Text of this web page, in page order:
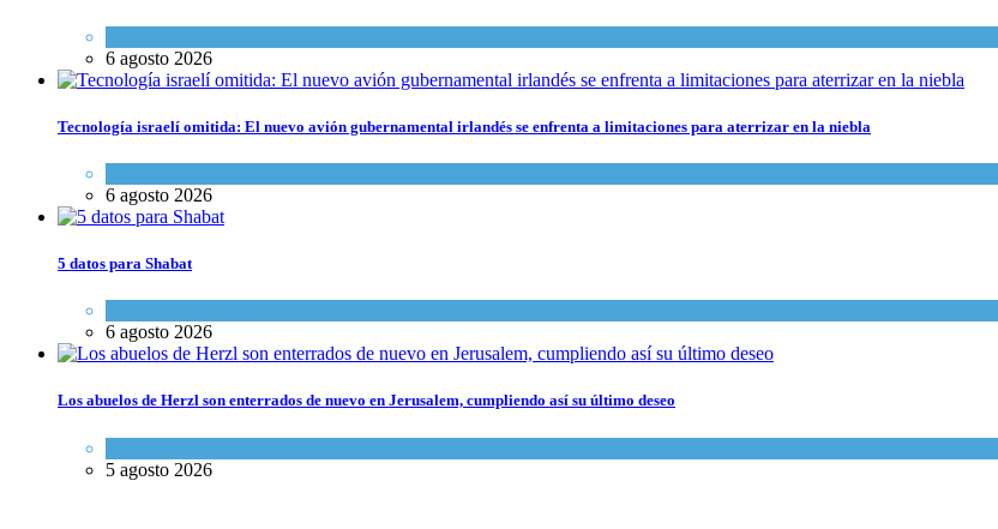
6 agosto 2026
Tecnología israelí omitida: El nuevo avión gubernamental irlandés se enfrenta a limitaciones para aterrizar en la niebla
6 agosto 2026
5 datos para Shabat
6 agosto 2026
Los abuelos de Herzl son enterrados de nuevo en Jerusalem, cumpliendo así su último deseo
5 agosto 2026